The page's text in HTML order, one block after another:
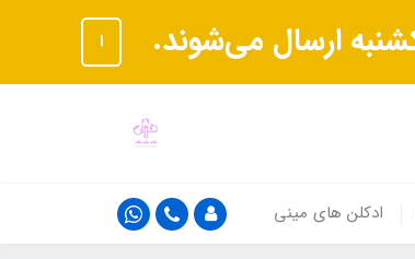
ا
ادکلن های مینی